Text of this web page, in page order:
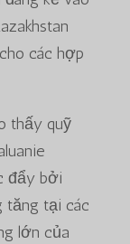
các hợp
thấy quỹ
đẩy bởi
tăng tại các
lớn của